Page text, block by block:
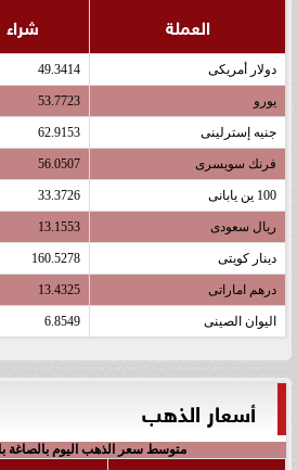
العملة شراء
دولار أمريكى 49.3414
يورو 53.7723
جنيه إسترلينى 62.9153
فرنك سويسرى 56.0507
100 ين يابانى 33.3726
ريال سعودى 13.1553
دينار كويتى 160.5278
درهم اماراتى 13.4325
اليوان الصينى 6.8549
أسعار الذهب
متوسط سعر الذهب اليوم بالصاغة